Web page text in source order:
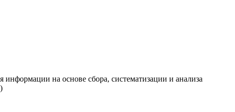
на основе сбора, систематизации и анализа